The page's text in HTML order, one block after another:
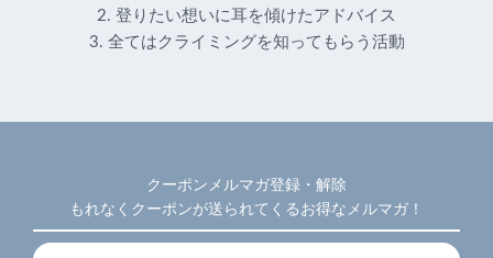
2. 登りたい想いに耳を傾けたアドバイス
3. 全てはクライミングを知ってもらう活動
クーポンメルマガ登録・解除
もれなくクーポンが送られてくるお得なメルマガ！